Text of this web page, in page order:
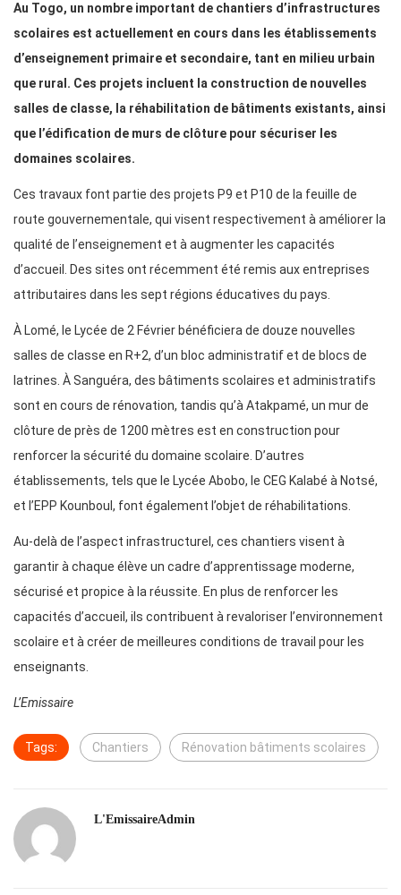
Au Togo, un nombre important de chantiers d’infrastructures
scolaires est actuellement en cours dans les établissements
d’enseignement primaire et secondaire, tant en milieu urbain
que rural. Ces projets incluent la construction de nouvelles
salles de classe, la réhabilitation de bâtiments existants, ainsi
que l’édification de murs de clôture pour sécuriser les
domaines scolaires.
Ces travaux font partie des projets P9 et P10 de la feuille de
route gouvernementale, qui visent respectivement à améliorer la
qualité de l’enseignement et à augmenter les capacités
d’accueil. Des sites ont récemment été remis aux entreprises
attributaires dans les sept régions éducatives du pays.
À Lomé, le Lycée de 2 Février bénéficiera de douze nouvelles
salles de classe en R+2, d’un bloc administratif et de blocs de
latrines. À Sanguéra, des bâtiments scolaires et administratifs
sont en cours de rénovation, tandis qu’à Atakpamé, un mur de
clôture de près de 1200 mètres est en construction pour
renforcer la sécurité du domaine scolaire. D’autres
établissements, tels que le Lycée Abobo, le CEG Kalabé à Notsé,
et l’EPP Kounboul, font également l’objet de réhabilitations.
Au-delà de l’aspect infrastructurel, ces chantiers visent à
garantir à chaque élève un cadre d’apprentissage moderne,
sécurisé et propice à la réussite. En plus de renforcer les
capacités d’accueil, ils contribuent à revaloriser l’environnement
scolaire et à créer de meilleures conditions de travail pour les
enseignants.
L’Emissaire
Tags: Chantiers Rénovation bâtiments scolaires
L'EmissaireAdmin